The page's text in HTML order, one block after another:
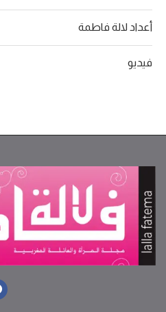
أعداد لالة فاطمة
فيديو